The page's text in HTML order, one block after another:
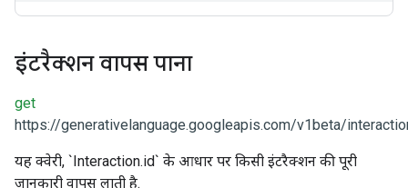
इंटरैक्शन वापस पाना
get
https://generativelanguage.googleapis.com/v1beta/
यह क्वेरी, `Interaction.id` के आधार पर किसी इंटरैक्शन की पूरी
जानकारी वापस लाती है.